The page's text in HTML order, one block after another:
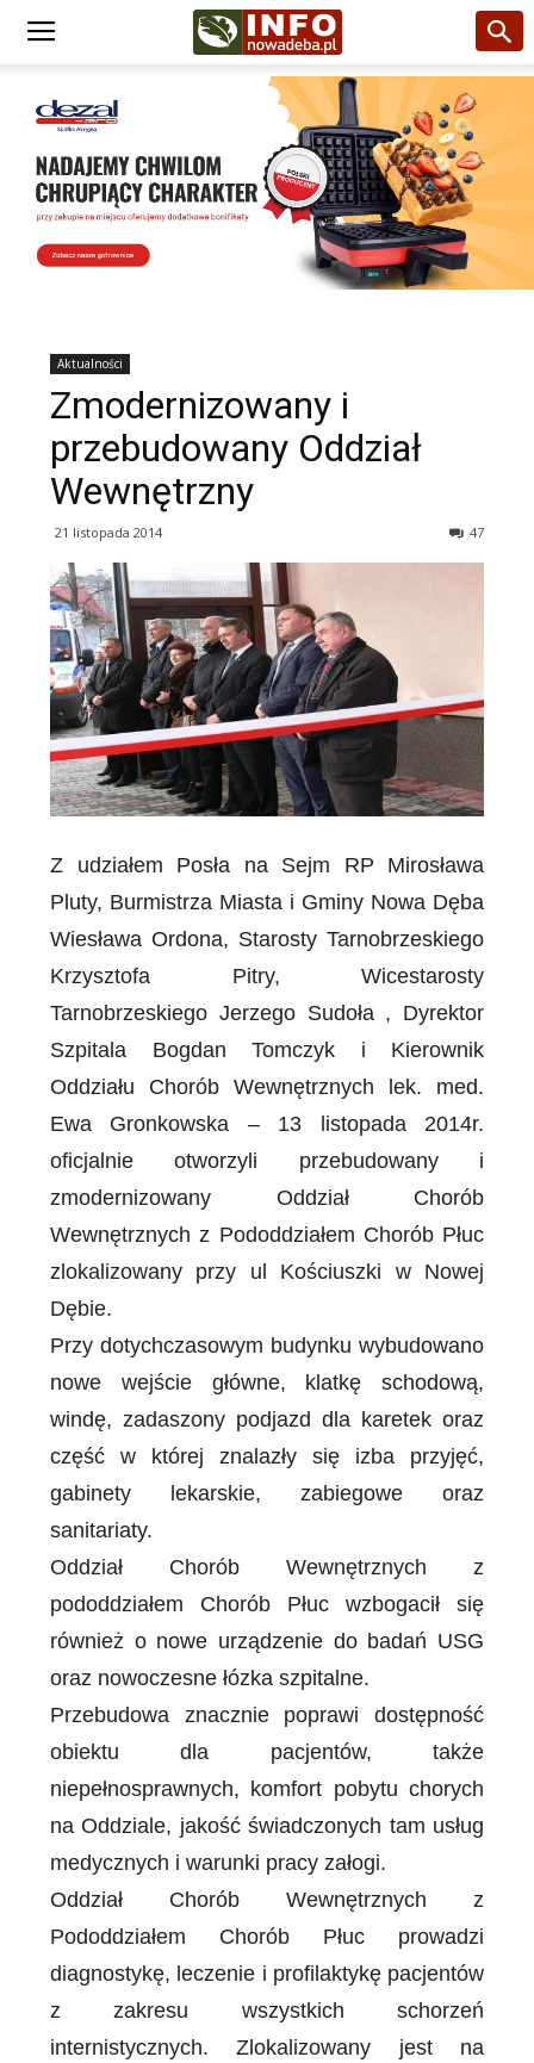
Aktualności
Zmodernizowany i
przebudowany Oddział
Wewnętrzny
21 listopada 2014 47
Z udziałem Posła na Sejm RP Mirosława
Pluty, Burmistrza Miasta i Gminy Nowa Dęba
Wiesława Ordona, Starosty Tarnobrzeskiego
Krzysztofa Pitry, Wicestarosty
Tarnobrzeskiego Jerzego Sudoła , Dyrektor
Szpitala Bogdan Tomczyk i Kierownik
Oddziału Chorób Wewnętrznych lek. med.
Ewa Gronkowska – 13 listopada 2014r.
oficjalnie otworzyli przebudowany i
zmodernizowany Oddział Chorób
Wewnętrznych z Pododdziałem Chorób Płuc
zlokalizowany przy ul Kościuszki w Nowej
Dębie.
Przy dotychczasowym budynku wybudowano
nowe wejście główne, klatkę schodową,
windę, zadaszony podjazd dla karetek oraz
część w której znalazły się izba przyjęć,
gabinety lekarskie, zabiegowe oraz
sanitariaty.
Oddział Chorób Wewnętrznych z
pododdziałem Chorób Płuc wzbogacił się
również o nowe urządzenie do badań USG
oraz nowoczesne łózka szpitalne.
Przebudowa znacznie poprawi dostępność
obiektu dla pacjentów, także
niepełnosprawnych, komfort pobytu chorych
na Oddziale, jakość świadczonych tam usług
medycznych i warunki pracy załogi.
Oddział Chorób Wewnętrznych z
Pododdziałem Chorób Płuc prowadzi
diagnostykę, leczenie i profilaktykę pacjentów
z zakresu wszystkich schorzeń
internistycznych. Zlokalizowany jest na